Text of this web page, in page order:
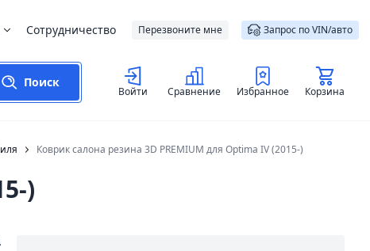
Сотрудничество Перезвоните мне Запрос по VIN/авто
Поиск
Войти Сравнение Избранное Корзина
Коврик салона резина 3D PREMIUM для Optima IV (2015-)
)